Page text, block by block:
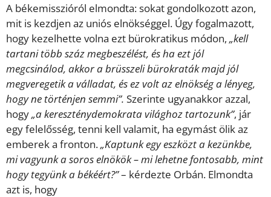
A békemisszióról elmondta: sokat gondolkozott azon,
mit is kezdjen az uniós elnökséggel. Úgy fogalmazott,
hogy kezelhette volna ezt bürokratikus módon, „kell
tartani több száz megbeszélést, és ha ezt jól
megcsinálod, akkor a brüsszeli bürokraták majd jól
megveregetik a válladat, és ez volt az elnökség a lényeg,
hogy ne történjen semmi”. Szerinte ugyanakkor azzal,
hogy„a kereszténydemokrata világhoz tartozunk”, jár
egy felelősség, tenni kell valamit, ha egymást ölik az
emberek a fronton.„Kaptunk egy eszközt a kezünkbe,
mi vagyunk a soros elnökök – mi lehetne fontosabb, mint
hogy tegyünk a békéért?”– kérdezte Orbán. Elmondta
azt is, hogy